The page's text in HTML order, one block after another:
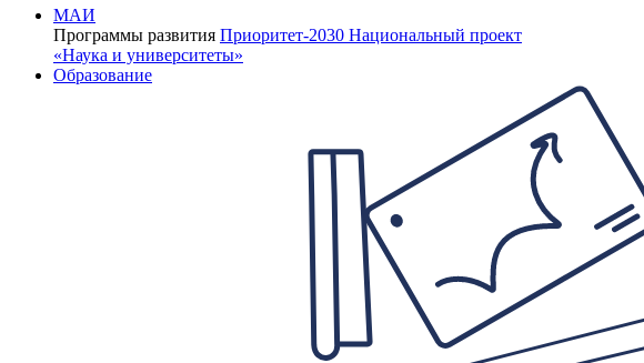
МАИ
Программы развития Приоритет-2030 Национальный проект
«Наука и университеты»
Образование